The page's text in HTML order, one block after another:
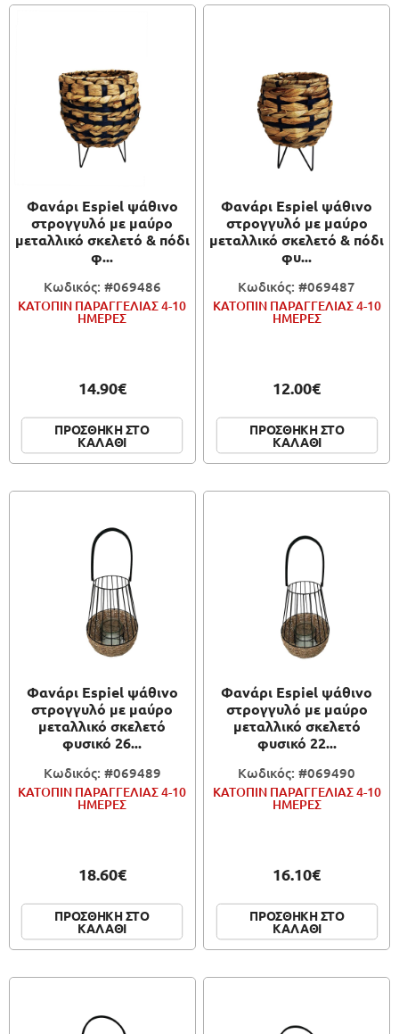
Φανάρι Espiel ψάθινο
στρογγυλό με μαύρο
μεταλλικό σκελετό & πόδι
φ...
Κωδικός: #069486
ΚΑΤΟΠΙΝ ΠΑΡΑΓΓΕΛΙΑΣ 4-10
ΗΜΕΡΕΣ
14.90€
ΠΡΟΣΘΗΚΗ ΣΤΟ
ΚΑΛΑΘΙ
Φανάρι Espiel ψάθινο
στρογγυλό με μαύρο
μεταλλικό σκελετό & πόδι
φυ...
Κωδικός: #069487
ΚΑΤΟΠΙΝ ΠΑΡΑΓΓΕΛΙΑΣ 4-10
ΗΜΕΡΕΣ
12.00€
ΠΡΟΣΘΗΚΗ ΣΤΟ
ΚΑΛΑΘΙ
Φανάρι Espiel ψάθινο
στρογγυλό με μαύρο
μεταλλικό σκελετό
φυσικό 26...
Κωδικός: #069489
ΚΑΤΟΠΙΝ ΠΑΡΑΓΓΕΛΙΑΣ 4-10
ΗΜΕΡΕΣ
18.60€
ΠΡΟΣΘΗΚΗ ΣΤΟ
ΚΑΛΑΘΙ
Φανάρι Espiel ψάθινο
στρογγυλό με μαύρο
μεταλλικό σκελετό
φυσικό 22...
Κωδικός: #069490
ΚΑΤΟΠΙΝ ΠΑΡΑΓΓΕΛΙΑΣ 4-10
ΗΜΕΡΕΣ
16.10€
ΠΡΟΣΘΗΚΗ ΣΤΟ
ΚΑΛΑΘΙ